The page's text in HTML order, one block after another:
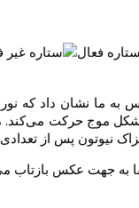
به ما نشان داد که
موج حرکت می‌کند.
پس از تعدادی
به جهت عکس